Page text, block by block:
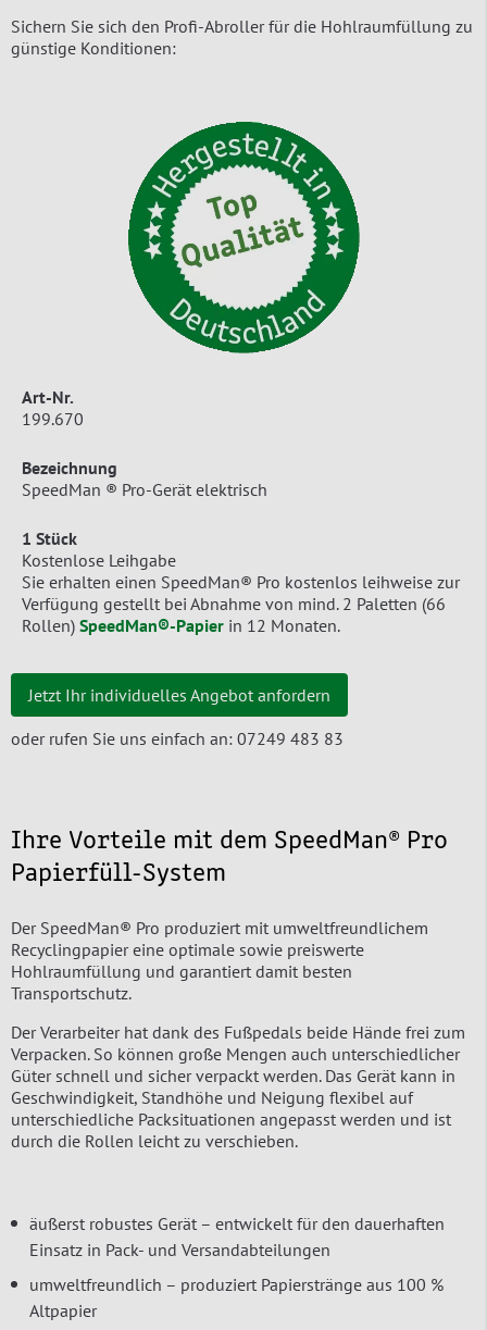
Sichern Sie sich den Profi-Abroller für die Hohlraumfüllung zu
günstige Konditionen:
Art-Nr.
199.670
Bezeichnung
SpeedMan ® Pro-Gerät elektrisch
1 Stück
Kostenlose Leihgabe
Sie erhalten einen SpeedMan® Pro kostenlos leihweise zur
Verfügung gestellt bei Abnahme von mind. 2 Paletten (66
Rollen) SpeedMan®-Papier in 12 Monaten.
Jetzt Ihr individuelles Angebot anfordern
oder rufen Sie uns einfach an: 07249 483 83
Ihre Vorteile mit dem SpeedMan® Pro
Papierfüll-System
Der SpeedMan® Pro produziert mit umweltfreundlichem
Recyclingpapier eine optimale sowie preiswerte
Hohlraumfüllung und garantiert damit besten
Transportschutz.
Der Verarbeiter hat dank des Fußpedals beide Hände frei zum
Verpacken. So können große Mengen auch unterschiedlicher
Güter schnell und sicher verpackt werden. Das Gerät kann in
Geschwindigkeit, Standhöhe und Neigung flexibel auf
unterschiedliche Packsituationen angepasst werden und ist
durch die Rollen leicht zu verschieben.
äußerst robustes Gerät – entwickelt für den dauerhaften
Einsatz in Pack- und Versandabteilungen
umweltfreundlich – produziert Papierstränge aus 100 %
Altpapier